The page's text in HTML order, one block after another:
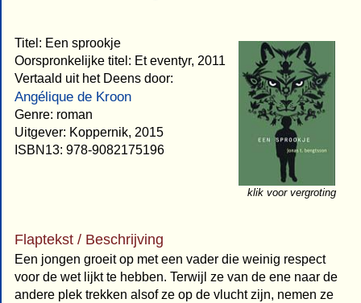
klik voor vergroting
Titel: Een sprookje
Oorspronkelijke titel: Et eventyr, 2011
Vertaald uit het Deens door:
Angélique de Kroon
Genre: roman
Uitgever: Koppernik, 2015
ISBN13: 978-9082175196
Flaptekst / Beschrijving
Een jongen groeit op met een vader die weinig respect
voor de wet lijkt te hebben. Terwijl ze van de ene naar de
andere plek trekken alsof ze op de vlucht zijn, nemen ze